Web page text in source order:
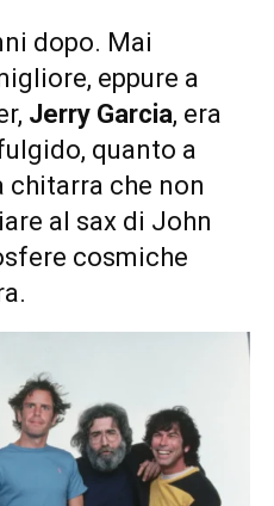
dopo. Mai
eppure a
Jerry Garcia, era
quanto a
chitarra che non
al sax di John
cosmiche